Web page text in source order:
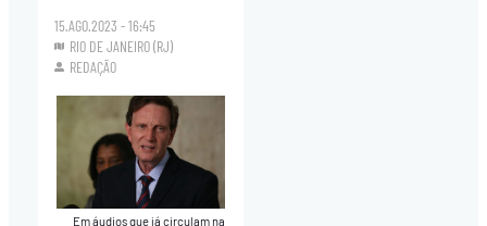
15.AGO.2023 - 16:45
RIO DE JANEIRO (RJ)
REDAÇÃO
Em áudios que já circulam na